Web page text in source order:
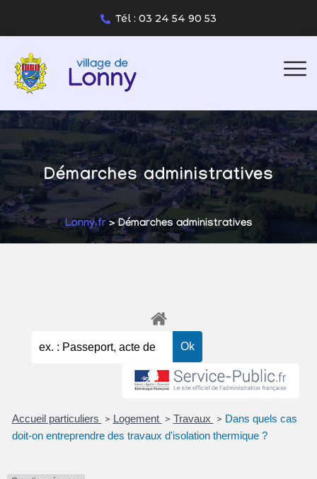
Tél : 03 24 54 90 53
Démarches administratives
Lonny.fr> Démarches administratives
Accueil particuliers > Logement > Travaux > Dans quels cas
doit-on entreprendre des travaux d'isolation thermique ?